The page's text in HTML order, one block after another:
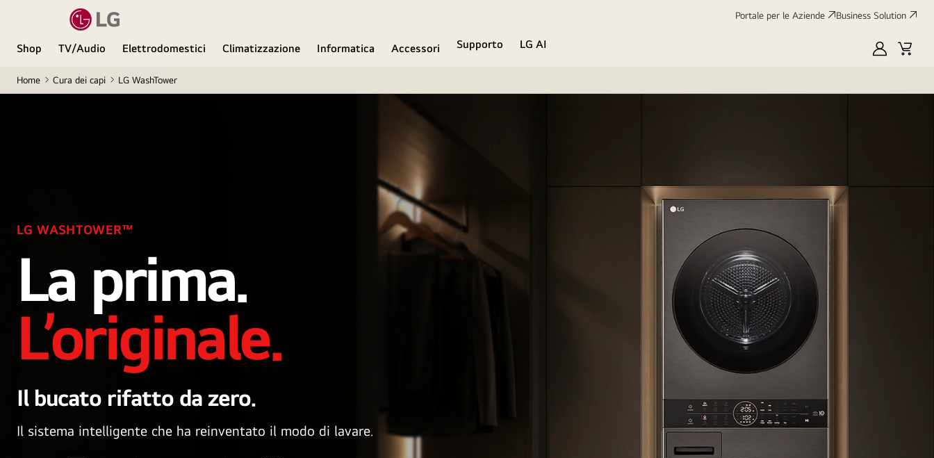
Portale per le Aziende Business Solution
Shop TV/Audio Elettrodomestici Climatizzazione Informatica Accessori Supporto
LG AI
My
Cart
Home Cura dei capi LG WashTower
LG WASHTOWER™
La prima.
L’originale.
Il bucato rifatto da zero.
Il sistema intelligente che ha reinventato il modo di lavare.